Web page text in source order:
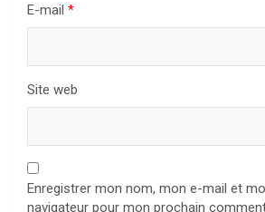
E-mail *
Site web
Enregistrer mon nom, mon e-mail et
navigateur pour mon prochain